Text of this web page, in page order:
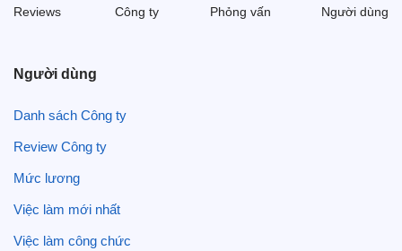
Số năm kinh nghiệm
2 - 4
5 - 7
8+
Xem lộ trình sự nghiệp
Ninh Bình (554)
Reviews Công ty Phỏng vấn Người dùng
Người dùng
Danh sách Công ty
Review Công ty
Mức lương
Việc làm mới nhất
Việc làm công chức